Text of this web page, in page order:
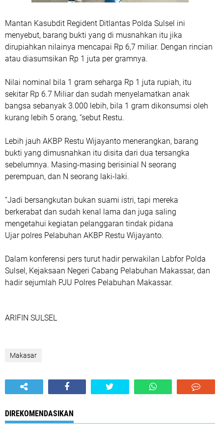
Mantan Kasubdit Regident Ditlantas Polda Sulsel ini
menyebut, barang bukti yang di musnahkan itu jika
dirupiahkan nilainya mencapai Rp 6,7 miliar. Dengan rincian
atau diasumsikan Rp 1 juta per gramnya.
Nilai nominal bila 1 gram seharga Rp 1 juta rupiah, itu
sekitar Rp 6.7 Miliar dan sudah menyelamatkan anak
bangsa sebanyak 3.000 lebih, bila 1 gram dikonsumsi oleh
kurang lebih 5 orang, “sebut Restu.
Lebih jauh AKBP Restu Wijayanto menerangkan, barang
bukti yang dimusnahkan itu disita dari dua tersangka
sebelumnya. Masing-masing berisinial N seorang
perempuan, dan N seorang laki-laki.
“Jadi bersangkutan bukan suami istri, tapi mereka
berkerabat dan sudah kenal lama dan juga saling
mengetahui kegiatan pelanggaran tindak pidana
Ujar polres Pelabuhan AKBP Restu Wijayanto.
Dalam konferensi pers turut hadir perwakilan Labfor Polda
Sulsel, Kejaksaan Negeri Cabang Pelabuhan Makassar, dan
hadir sejumlah PJU Polres Pelabuhan Makassar.
ARIFIN SULSEL
Makasar
DIREKOMENDASIKAN